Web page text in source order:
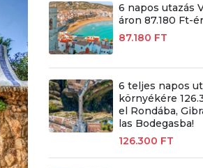
6 napos utazás
áron 87.180 Ft-
87.180 FT
6 teljes napos
környékére
el Rondába,
las Bodegasba!
126.300 FT